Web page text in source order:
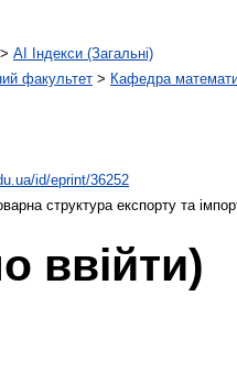
> AI Індекси (Загальні)
факультет > Кафедра
id/eprint/36252
структура експорту та
ввійти)